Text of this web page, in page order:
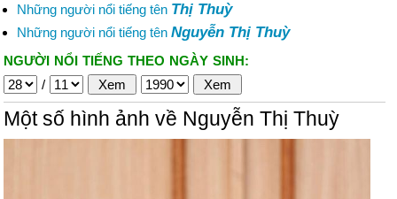
Những người nổi tiếng tên Thị Thuỳ
Những người nổi tiếng tên Nguyễn Thị Thuỳ
NGƯỜI NỔI TIẾNG THEO NGÀY SINH:
/
Một số hình ảnh về Nguyễn Thị Thuỳ